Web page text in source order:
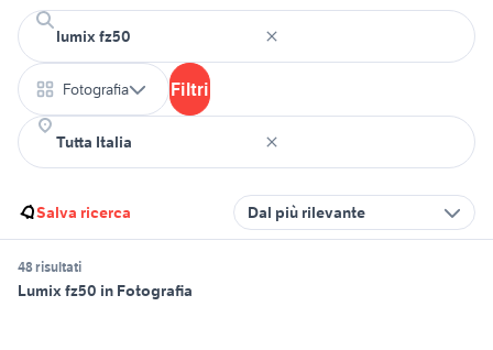
Fotografia Filtri
Salva ricerca Dal più rilevante
48 risultati
Lumix fz50 in Fotografia